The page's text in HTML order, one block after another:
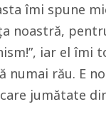
îmi spune
noastră,
iar el îmi
numai rău. E
jumătate